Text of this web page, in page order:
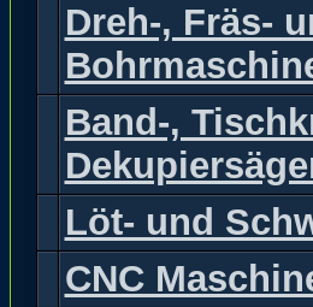
Dreh-, Fräs-
Band-,
Löt- und
CNC